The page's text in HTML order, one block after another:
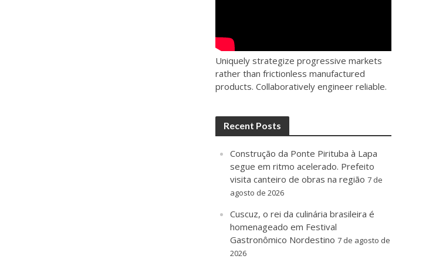
Uniquely strategize progressive markets
rather than frictionless manufactured
products. Collaboratively engineer reliable.
Recent Posts
Construção da Ponte Pirituba à Lapa
segue em ritmo acelerado. Prefeito
visita canteiro de obras na região 7 de
agosto de 2026
Cuscuz, o rei da culinária brasileira é
homenageado em Festival
Gastronômico Nordestino 7 de agosto de
2026